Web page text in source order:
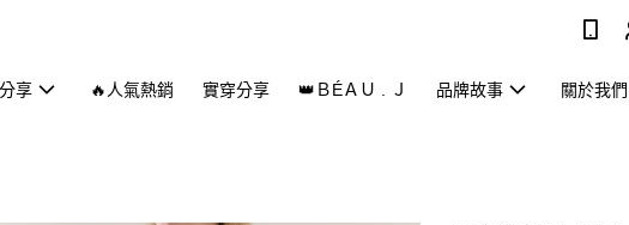
享 🔥人氣熱銷 實穿分享 👑ＢÉＡＵ . Ｊ 品牌故事 關於我們